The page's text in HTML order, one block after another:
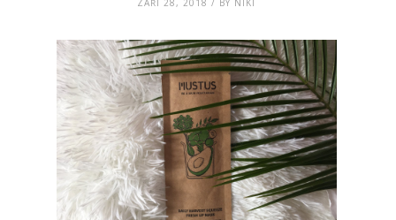
ZÁŘÍ 28, 2018 / BY NIKI